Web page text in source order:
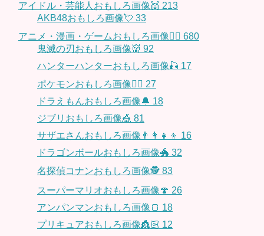
アイドル・芸能人おもしろ画像👯 213
AKB48おもしろ画像💘 33
アニメ・漫画・ゲームおもしろ画像🧚‍♀️ 680
鬼滅の刃おもしろ画像👹 92
ハンターハンターおもしろ画像🎣 17
ポケモンおもしろ画像🤹‍♂️ 27
ドラえもんおもしろ画像🔔 18
ジブリおもしろ画像🎪 81
サザエさんおもしろ画像👨‍👩‍👧‍👦 16
ドラゴンボールおもしろ画像🐲 32
名探偵コナンおもしろ画像🕵️ 83
スーパーマリオおもしろ画像🍄 26
アンパンマンおもしろ画像🍞 18
プリキュアおもしろ画像👸🏻 12